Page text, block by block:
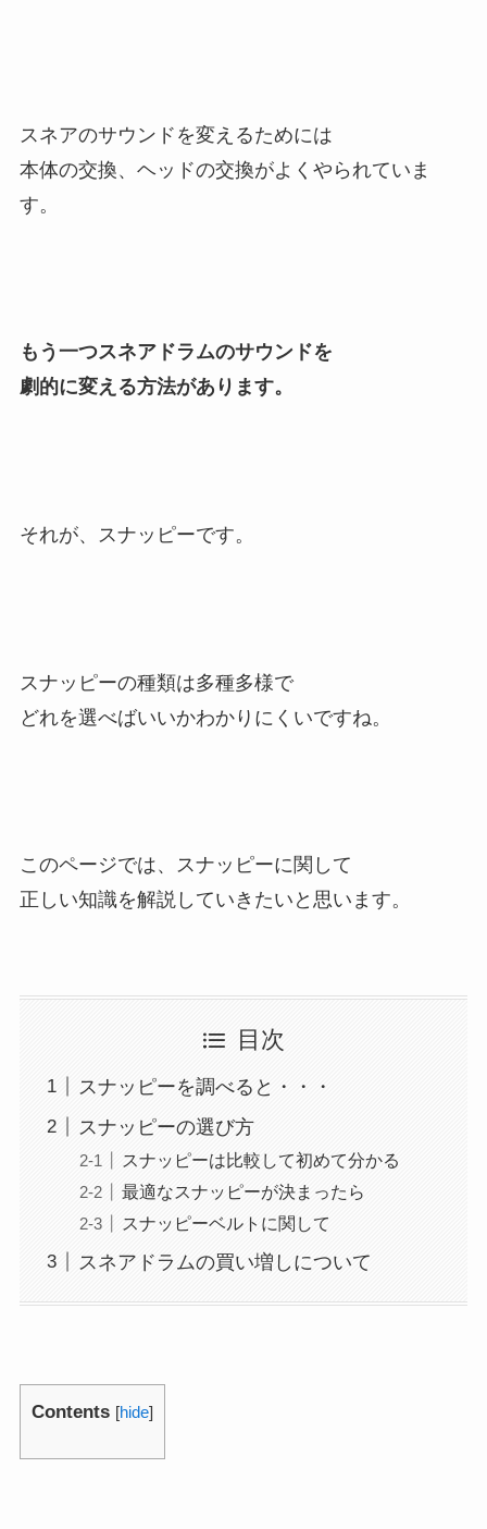
スネアのサウンドを変えるためには
本体の交換、ヘッドの交換がよくやられていま
す。
もう一つスネアドラムのサウンドを
劇的に変える方法があります。
それが、スナッピーです。
スナッピーの種類は多種多様で
どれを選べばいいかわかりにくいですね。
このページでは、スナッピーに関して
正しい知識を解説していきたいと思います。
目次
スナッピーを調べると・・・
スナッピーの選び方
スナッピーは比較して初めて分かる
最適なスナッピーが決まったら
スナッピーベルトに関して
スネアドラムの買い増しについて
Contents [hide]